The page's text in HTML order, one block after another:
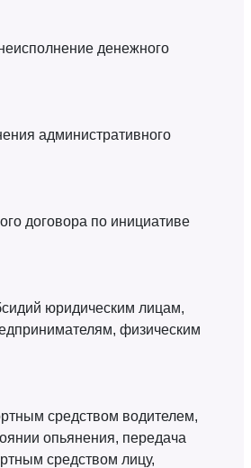
денежного
административного
договора по инициативе
юридическим лицам,
физическим
средством водителем,
опьянения, передача
средством лицу,